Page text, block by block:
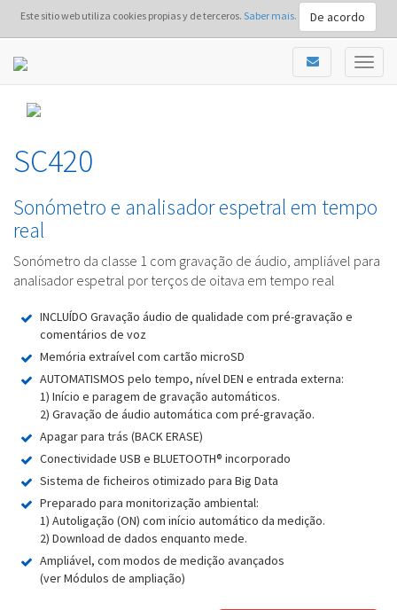
Este sitio web utiliza cookies propias y de terceros. Saber mais. De acordo
SC420
Sonómetro e analisador espetral em tempo
real
Sonómetro da classe 1 com gravação de áudio, ampliável para
analisador espetral por terços de oitava em tempo real
INCLUÍDO Gravação áudio de qualidade com pré-gravação e
comentários de voz
Memória extraível com cartão microSD
AUTOMATISMOS pelo tempo, nível DEN e entrada externa:
1) Início e paragem de gravação automáticos.
2) Gravação de áudio automática com pré-gravação.
Apagar para trás (BACK ERASE)
Conectividade USB e BLUETOOTH® incorporado
Sistema de ficheiros otimizado para Big Data
Preparado para monitorização ambiental:
1) Autoligação (ON) com início automático da medição.
2) Download de dados enquanto mede.
Ampliável, com modos de medição avançados
(ver Módulos de ampliação)